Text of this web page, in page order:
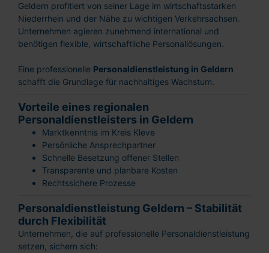
Geldern profitiert von seiner Lage im wirtschaftsstarken
Niederrhein und der Nähe zu wichtigen Verkehrsachsen.
Unternehmen agieren zunehmend international und
benötigen flexible, wirtschaftliche Personallösungen.
Eine professionelle Personaldienstleistung in Geldern
schafft die Grundlage für nachhaltiges Wachstum.
Vorteile eines regionalen
Personaldienstleisters in Geldern
Marktkenntnis im Kreis Kleve
Persönliche Ansprechpartner
Schnelle Besetzung offener Stellen
Transparente und planbare Kosten
Rechtssichere Prozesse
Personaldienstleistung Geldern – Stabilität
durch Flexibilität
Unternehmen, die auf professionelle Personaldienstleistung
setzen, sichern sich: